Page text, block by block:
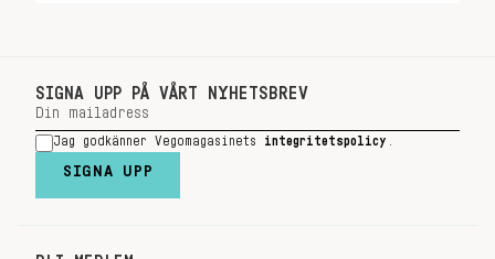
SIGNA UPP PÅ VÅRT NYHETSBREV
Jag godkänner Vegomagasinets integritetspolicy
SIGNA UPP